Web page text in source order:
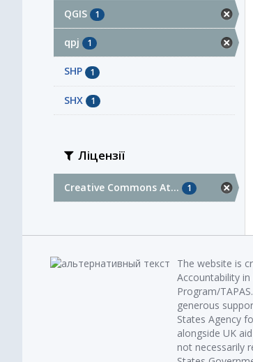
QGIS 1
qpj 1
SHP 1
SHX 1
Ліцензії
Creative Commons At... 1
The website is
Accountability
Program/
generous
States Agency
alongside UK
not necessarily